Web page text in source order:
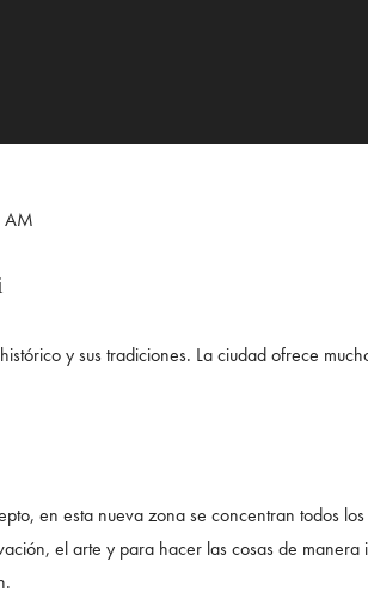
AM
y sus tradiciones. La ciudad ofrece
en esta nueva zona se concentran todos
el arte y para hacer las cosas de